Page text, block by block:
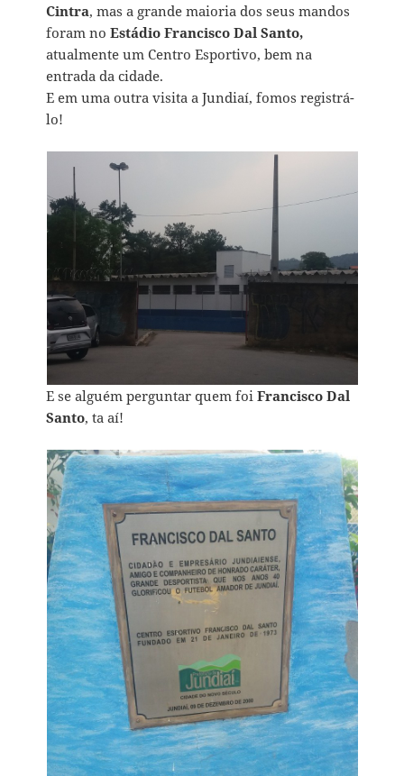
Cintra, mas a grande maioria dos seus mandos
foram noEstádio Francisco Dal Santo,
atualmente um Centro Esportivo, bem na
entrada da cidade.
E em uma outra visita a Jundiaí, fomos registrá-
lo!
E se alguém perguntar quem foiFrancisco Dal
Santo, ta aí!